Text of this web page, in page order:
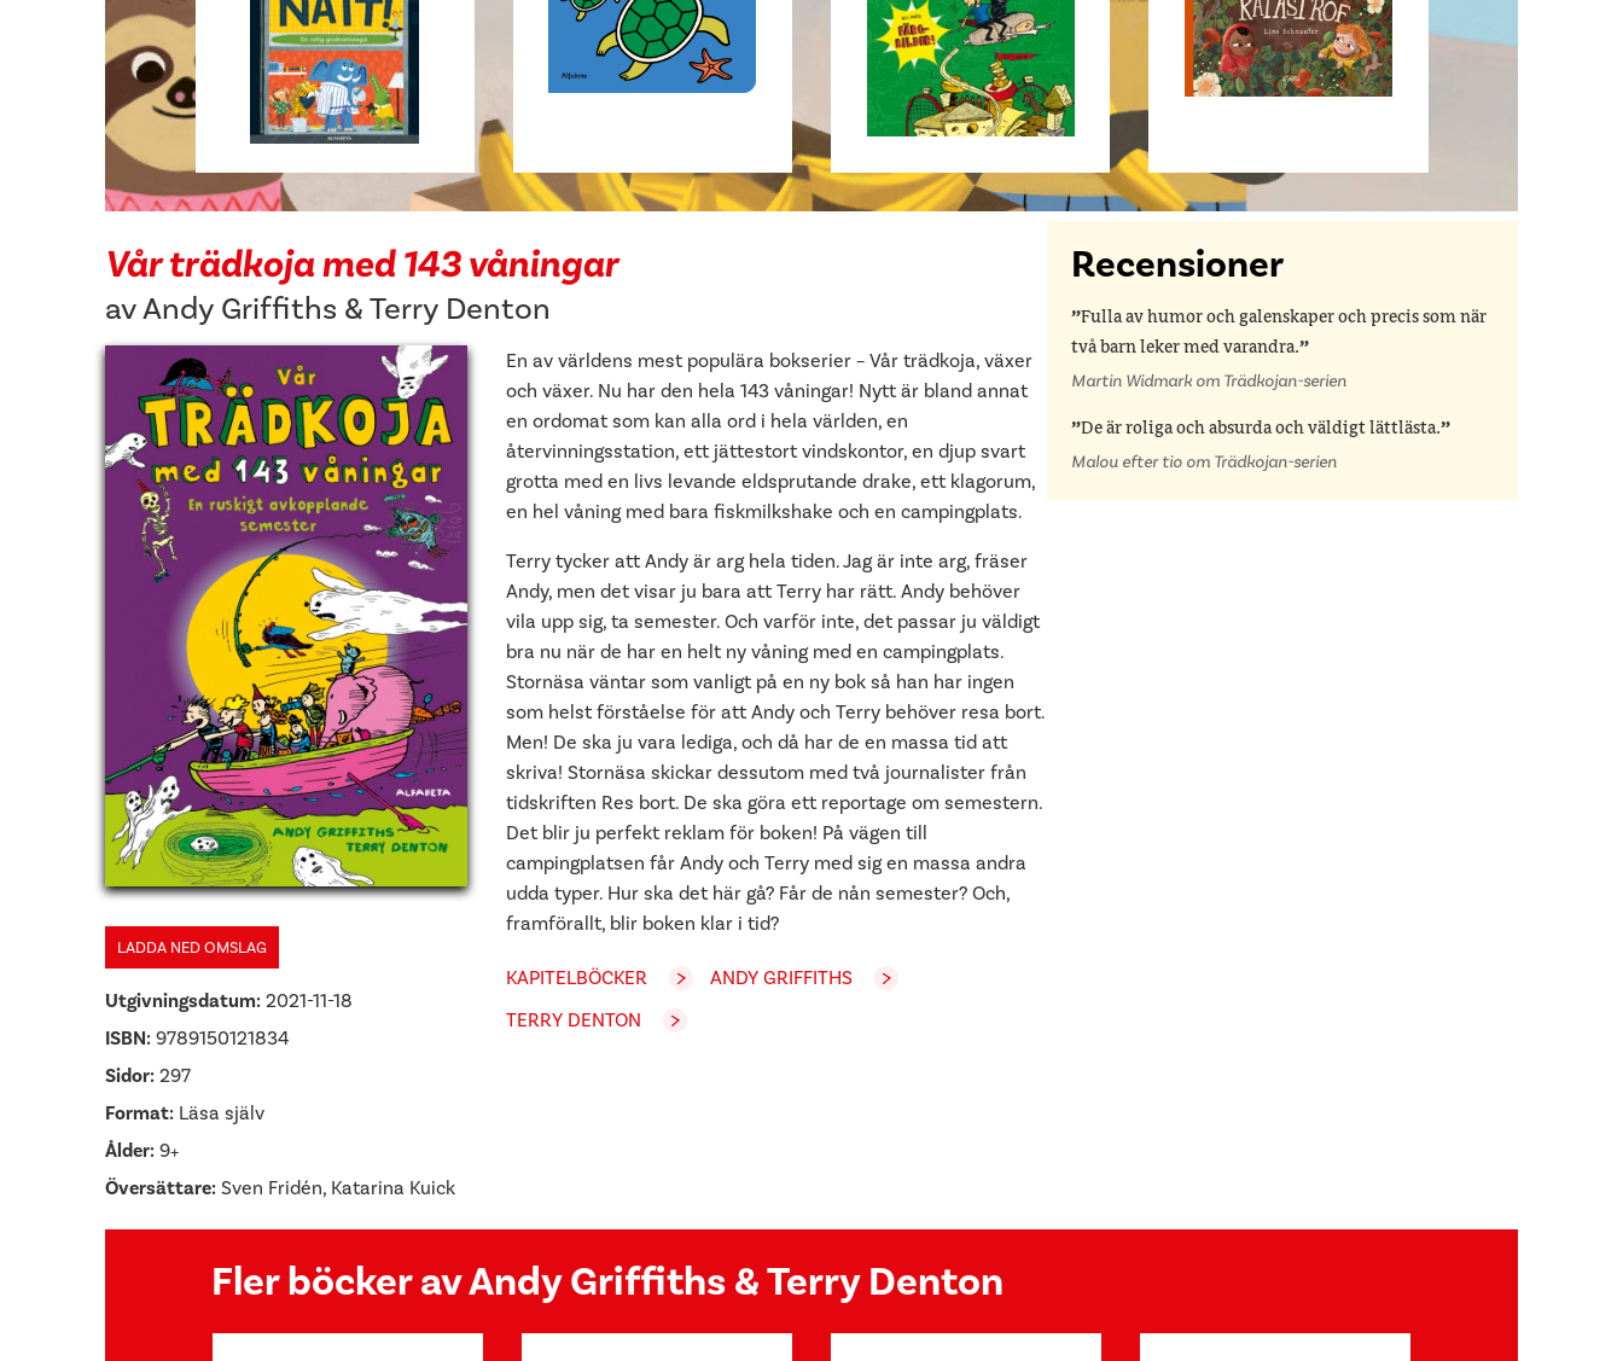
Vår trädkoja med 143 våningar
avAndy Griffiths &Terry Denton
LADDA NED OMSLAG
Utgivningsdatum: 2021-11-18
ISBN: 9789150121834
Sidor: 297
Format: Läsa själv
Ålder: 9+
Översättare: Sven Fridén, Katarina Kuick
En av världens mest populära bokserier – Vår trädkoja, växer
och växer. Nu har den hela 143 våningar! Nytt är bland annat
en ordomat som kan alla ord i hela världen, en
återvinningsstation, ett jättestort vindskontor, en djup svart
grotta med en livs levande eldsprutande drake, ett klagorum,
en hel våning med bara fiskmilkshake och en campingplats.
Terry tycker att Andy är arg hela tiden. Jag är inte arg, fräser
Andy, men det visar ju bara att Terry har rätt. Andy behöver
vila upp sig, ta semester. Och varför inte, det passar ju väldigt
bra nu när de har en helt ny våning med en campingplats.
Stornäsa väntar som vanligt på en ny bok så han har ingen
som helst förståelse för att Andy och Terry behöver resa bort.
Men! De ska ju vara lediga, och då har de en massa tid att
skriva! Stornäsa skickar dessutom med två journalister från
tidskriften Res bort. De ska göra ett reportage om semestern.
Det blir ju perfekt reklam för boken! På vägen till
campingplatsen får Andy och Terry med sig en massa andra
udda typer. Hur ska det här gå? Får de nån semester? Och,
framförallt, blir boken klar i tid?
KAPITELBÖCKER
ANDY GRIFFITHS
TERRY DENTON
Recensioner
Fulla av humor och galenskaper och precis som när
två barn leker med varandra.
Martin Widmark om Trädkojan-serien
De är roliga och absurda och väldigt lättlästa.
Malou efter tio om Trädkojan-serien
Fler böcker av Andy Griffiths & Terry Denton